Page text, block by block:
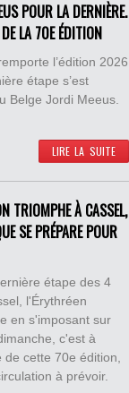
POUR LA DERNIÈRE.
LA 70E ÉDITION
l’édition 2026
étape s’est
Belge Jordi Meeus.
LIRE LA SUITE
TRIOMPHE À CASSEL,
SE PRÉPARE POUR
étape des 4
l'Érythréen
en s'imposant sur
c'est à
de cette 70e édition,
à prévoir.